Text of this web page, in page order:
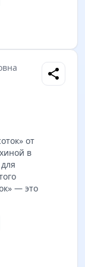
от
в
— это
share